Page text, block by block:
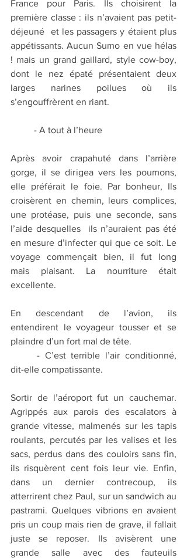
France pour Paris. Ils choisirent la
première classe : ils n’avaient pas petit-
déjeuné  et les passagers y étaient plus
appétissants. Aucun Sumo en vue hélas
! mais un grand gaillard, style cow-boy,
dont le nez épaté présentaient deux
larges narines poilues où ils
s’engouffrèrent en riant.
	- A tout à l’heure
Après avoir crapahuté dans l’arrière
gorge, il se dirigea vers les poumons,
elle préférait le foie. Par bonheur, Ils
croisèrent en chemin, leurs complices,
une protéase, puis une seconde, sans
l’aide desquelles  ils n’auraient pas été
en mesure d’infecter qui que ce soit. Le
voyage commençait bien, il fut long
mais plaisant. La nourriture était
excellente.
En descendant de l’avion, ils
entendirent le voyageur tousser et se
plaindre d’un fort mal de tête.
dit-elle compatissante.
Sortir de l’aéroport fut un cauchemar.
Agrippés aux parois des escalators à
grande vitesse, malmenés sur les tapis
roulants, percutés par les valises et les
sacs, perdus dans des couloirs sans fin,
ils risquèrent cent fois leur vie. Enfin,
dans un dernier contrecoup, ils
atterrirent chez Paul, sur un sandwich au
pastrami. Quelques vibrions en avaient
pris un coup mais rien de grave, il fallait
juste se reposer. Ils avisèrent une
grande salle avec des fauteuils